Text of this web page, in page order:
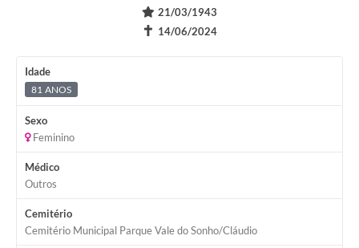
21/03/1943
✝ 14/06/2024
Idade
81 ANOS
Sexo
Feminino
Médico
Outros
Cemitério
Cemitério Municipal Parque Vale do Sonho/Cláudio